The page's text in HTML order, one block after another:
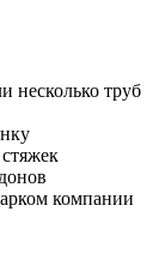
несколько труб
компании